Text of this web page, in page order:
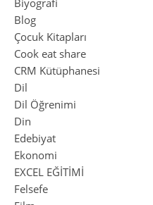
Biyografi
Blog
Çocuk Kitapları
Cook eat share
CRM Kütüphanesi
Dil
Dil Öğrenimi
Din
Edebiyat
Ekonomi
EXCEL EĞİTİMİ
Felsefe